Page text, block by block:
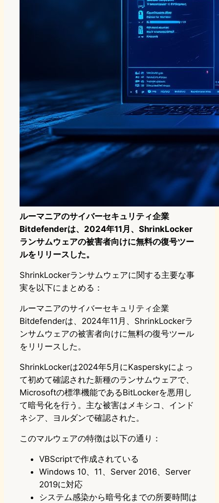
ルーマニアのサイバーセキュリティ企業
Bitdefenderは、2024年11月、ShrinkLocker
ランサムウェアの被害者向けに無料の復号ツー
ルをリリースした。
ShrinkLockerランサムウェアに関する主要な事
実を以下にまとめる：
ルーマニアのサイバーセキュリティ企業
Bitdefenderは、2024年11月、ShrinkLockerラ
ンサムウェアの被害者向けに無料の復号ツール
をリリースした。
ShrinkLockerは2024年5月にKasperskyによっ
て初めて確認された新種のランサムウェアで、
Microsoftの標準機能であるBitLockerを悪用し
て暗号化を行う。主な被害はメキシコ、インド
ネシア、ヨルダンで確認された。
このマルウェアの特徴は以下の通り：
VBScriptで作成されている
Windows 10、11、Server 2016、Server
2019に対応
システム感染から暗号化までの所要時間は